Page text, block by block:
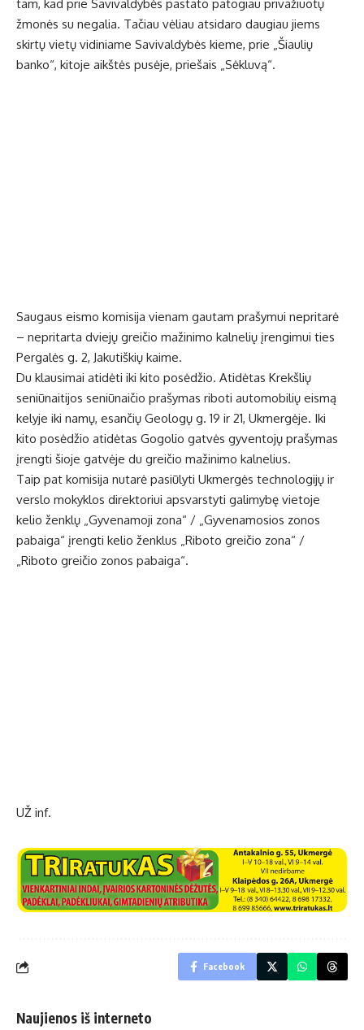
tam, kad prie Savivaldybės pastato patogiau privažiuotų
žmonės su negalia. Tačiau vėliau atsidaro daugiau jiems
skirtų vietų vidiniame Savivaldybės kieme, prie „Šiaulių
banko“, kitoje aikštės pusėje, priešais „Sėkluvą“.
Saugaus eismo komisija vienam gautam prašymui nepritarė
– nepritarta dviejų greičio mažinimo kalnelių įrengimui ties
Pergalės g. 2, Jakutiškių kaime.
Du klausimai atidėti iki kito posėdžio. Atidėtas Krekšlių
seniūnaitijos seniūnaičio prašymas riboti automobilių eismą
kelyje iki namų, esančių Geologų g. 19 ir 21, Ukmergėje. Iki
kito posėdžio atidėtas Gogolio gatvės gyventojų prašymas
įrengti šioje gatvėje du greičio mažinimo kalnelius.
Taip pat komisija nutarė pasiūlyti Ukmergės technologijų ir
verslo mokyklos direktoriui apsvarstyti galimybę vietoje
kelio ženklų „Gyvenamoji zona“ / „Gyvenamosios zonos
pabaiga“ įrengti kelio ženklus „Riboto greičio zona“ /
„Riboto greičio zonos pabaiga“.
UŽ inf.
Facebook
Naujienos iš interneto